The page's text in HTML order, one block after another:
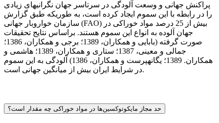
پراکنش جهانی و وسعت آلودگی در سرتاسر جهان نگرانی­های زیادی
را در رابطه با این سموم ایجاد کرده است، به طوری­که طبق گزارش
سازمان خواروبار جهانی (FAO) بیش از 25 درصد مواد خوراکی در
جهان آلوده به انواع این سموم هستند. براساس نتایج تحقیقات
صورت گرفته (بابایی و همکاران، 1389؛ برجی و همکاران، 1386؛
جمالی و معینی، 1387؛ ستاری و همکاران، 1389؛ هاشمی و
همکاران. 1389؛ یگانه­پرست و همکاران، 1386) آلودگی به این سموم
در شرایط ایران بیش از میانگین جهانی است.
حد مجاز مایکوتوکسین‌ها در مواد خوراکی چه مقدار است؟